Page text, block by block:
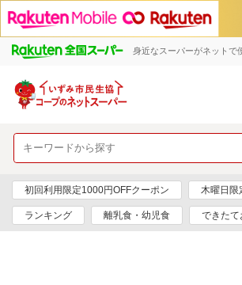
身近なスーパーがネットで
初回利用限定1000円OFFクーポン 木曜日限
ランキング 離乳食・幼児食 できたて